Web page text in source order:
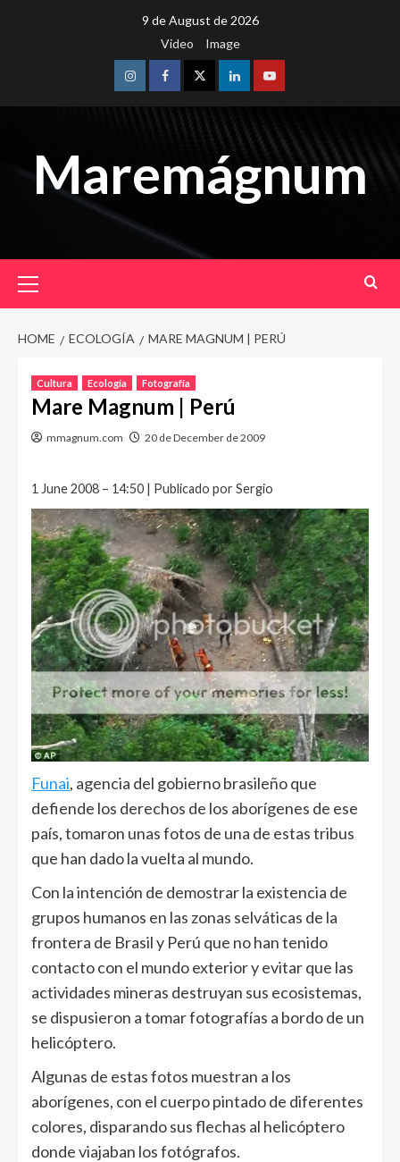
9 de August de 2026
Video
Image
InstagramFacebookTwitterLinkedinYoutube
Maremágnum
Menu
HOME ECOLOGÍA MARE MAGNUM | PERÚ
Cultura Ecología Fotografía
Mare Magnum | Perú
mmagnum.com 20 de December de 2009
1 June 2008 – 14:50 | Publicado por Sergio
Funai, agencia del gobierno brasileño que
defiende los derechos de los aborígenes de ese
país, tomaron unas fotos de una de estas tribus
que han dado la vuelta al mundo.
Con la intención de demostrar la existencia de
grupos humanos en las zonas selváticas de la
frontera de Brasil y Perú que no han tenido
contacto con el mundo exterior y evitar que las
actividades mineras destruyan sus ecosistemas,
se dispusieron a tomar fotografías a bordo de un
helicóptero.
Algunas de estas fotos muestran a los
aborígenes, con el cuerpo pintado de diferentes
colores, disparando sus flechas al helicóptero
donde viajaban los fotógrafos.